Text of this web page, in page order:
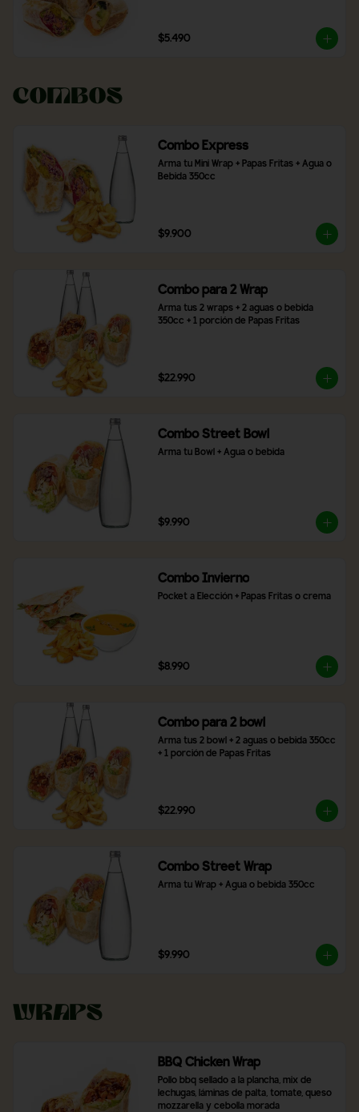
$5.490
Combos
Combo Express
Arma tu Mini Wrap + Papas Fritas + Agua o
Bebida 350cc
$9.900
Combo para 2 Wrap
Arma tus 2 wraps + 2 aguas o bebida
350cc + 1 porción de Papas Fritas
$22.990
Combo Street Bowl
Arma tu Bowl + Agua o bebida
$9.990
Combo Invierno
Pocket a Elección + Papas Fritas o crema
$8.990
Combo para 2 bowl
Arma tus 2 bowl + 2 aguas o bebida 350cc
+ 1 porción de Papas Fritas
$22.990
Combo Street Wrap
Arma tu Wrap + Agua o bebida 350cc
$9.990
Wraps
BBQ Chicken Wrap
Pollo bbq sellado a la plancha, mix de
lechugas, láminas de palta, tomate, queso
mozzarella y cebolla morada